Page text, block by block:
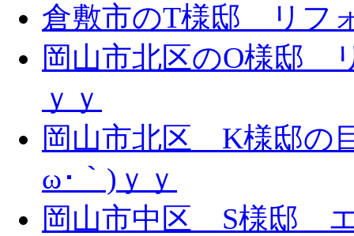
倉敷市のT様邸 リフ
岡山市北区のO様邸
ｙｙ
岡山市北区 K様邸の
ω･｀)ｙｙ
岡山市中区 S様邸 エ